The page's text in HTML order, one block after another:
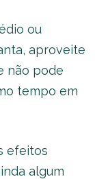
ou
aproveite
não pode
tempo em
efeitos
algum